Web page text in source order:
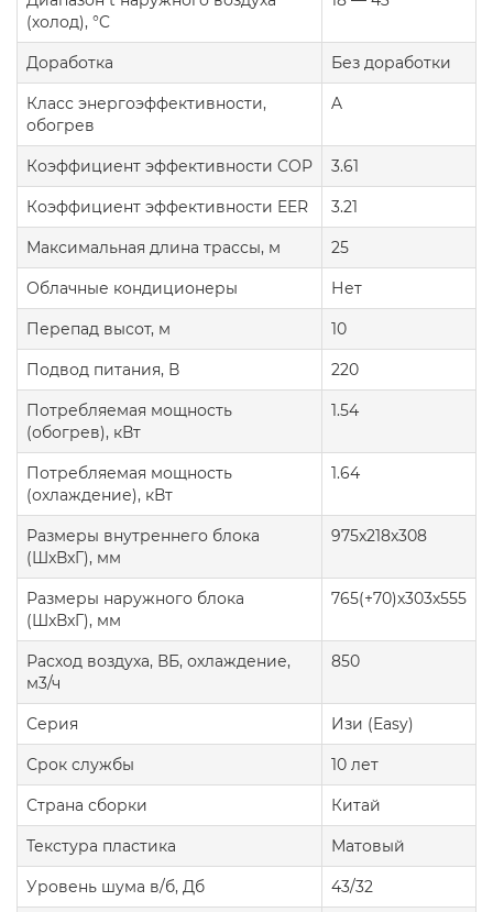
(холод), °C
Доработка Без доработки
Класс энергоэффективности,
обогрев
A
Коэффициент эффективности COP 3.61
Коэффициент эффективности EER 3.21
Максимальная длина трассы, м 25
Облачные кондиционеры Нет
Перепад высот, м 10
Подвод питания, В 220
Потребляемая мощность
(обогрев), кВт
1.54
Потребляемая мощность
(охлаждение), кВт
1.64
Размеры внутреннего блока
(ШxВxГ), мм
975x218x308
Размеры наружного блока
(ШxВxГ), мм
765(+70)х303х555
Расход воздуха, ВБ, охлаждение,
м3/ч
850
Серия Изи (Easy)
Срок службы 10 лет
Страна сборки Китай
Текстура пластика Матовый
Уровень шума в/б, Дб 43/32